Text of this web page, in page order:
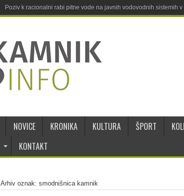
Poziv k racionalni rabi pitne vode na javnih vodovodnih sistemih v
NOVICE KRONIKA KULTURA ŠPORT
KONTAKT
Arhiv oznak: smodnišnica kamnik